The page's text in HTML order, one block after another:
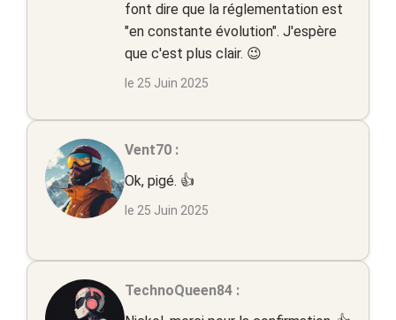
font dire que la réglementation est
"en constante évolution". J'espère
que c'est plus clair. 😉
le 25 Juin 2025
Vent70 :
Ok, pigé. 👍
le 25 Juin 2025
TechnoQueen84 :